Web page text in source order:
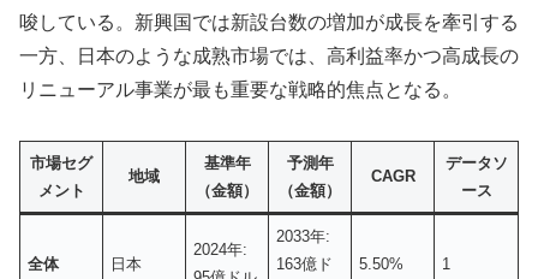
唆している。新興国では新設台数の増加が成長を牽引する
一方、日本のような成熟市場では、高利益率かつ高成長の
リニューアル事業が最も重要な戦略的焦点となる。
市場セグ
メント
地域
基準年
（金額）
予測年
（金額）
CAGR
データソ
ース
全体 日本
2024年:
2033年:
163億ド
5.50% 1